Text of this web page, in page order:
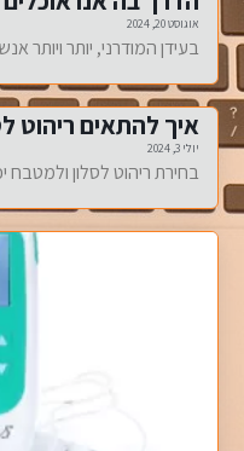
אוגוסט 20, 2024
בעידן המודרני, יותר ויותר
איך להתאים ריהוט
יולי 3, 2024
בחירת ריהוט לסלון